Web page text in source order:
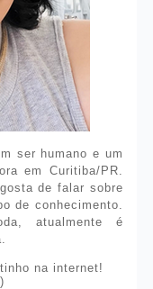
ser humano e um
em Curitiba/PR.
de falar sobre
de conhecimento.
atualmente é
na internet!
)